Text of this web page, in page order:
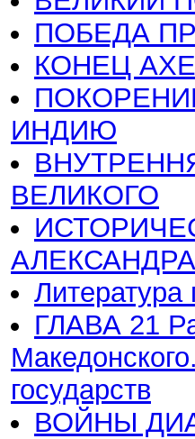
ПОБЕДА
КОНЕЦ
ИНДИЮ
ВЕЛИКОГО
Литература
ГЛАВА 21
государств
ВОЙНЫ